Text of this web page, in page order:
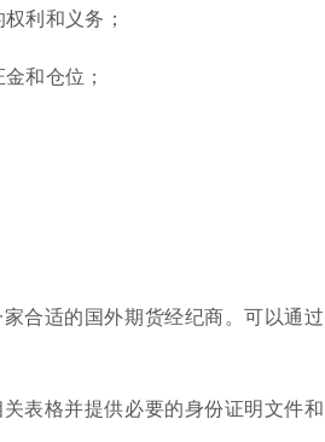
利和义务；
和仓位；
合适的国外期货经纪商。可以通过
表格并提供必要的身份证明文件和